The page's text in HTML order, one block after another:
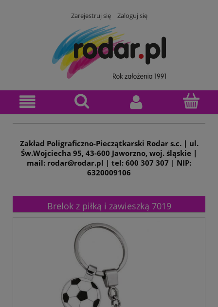
Zarejestruj się Zaloguj się
Zakład Poligraficzno-Pieczątkarski Rodar s.c. | ul.
Św.Wojciecha 95, 43-600 Jaworzno, woj. śląskie |
mail: rodar@rodar.pl | tel: 600 307 307 | NIP:
6320009106
Brelok z piłką i zawieszką 7019